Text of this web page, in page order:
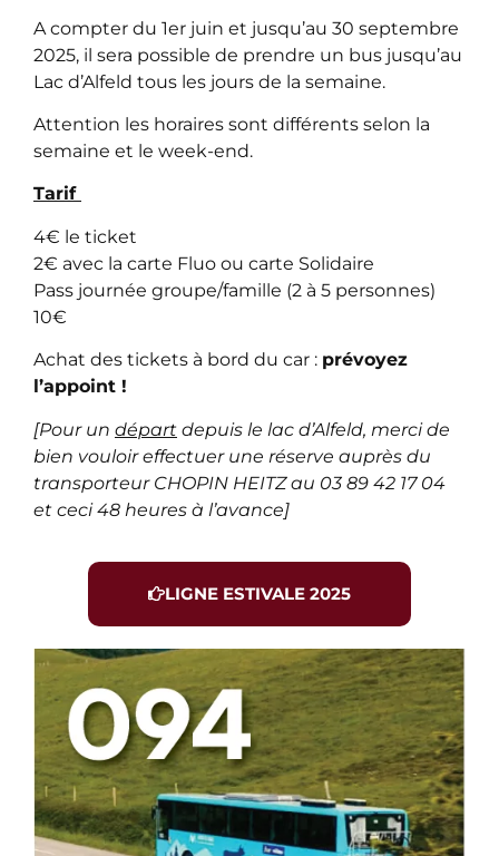
A compter du 1er juin et jusqu’au 30 septembre
2025, il sera possible de prendre un bus jusqu’au
Lac d’Alfeld tous les jours de la semaine.
Attention les horaires sont différents selon la
semaine et le week-end.
Tarif
4€ le ticket
2€ avec la carte Fluo ou carte Solidaire
Pass journée groupe/famille (2 à 5 personnes)
10€
Achat des tickets à bord du car : prévoyez
l’appoint !
[Pour un départ depuis le lac d’Alfeld, merci de
bien vouloir effectuer une réserve auprès du
transporteur CHOPIN HEITZ au 03 89 42 17 04
et ceci 48 heures à l’avance]
LIGNE ESTIVALE 2025